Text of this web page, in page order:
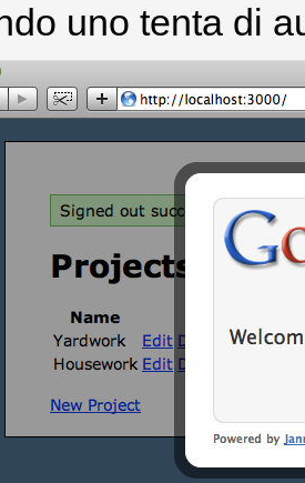
uno tenta di